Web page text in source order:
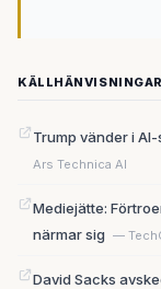
KÄLLHÄNVISNINGAR
Trump vänder i
Ars Technica AI
Mediejätte:
närmar sig —
David Sacks